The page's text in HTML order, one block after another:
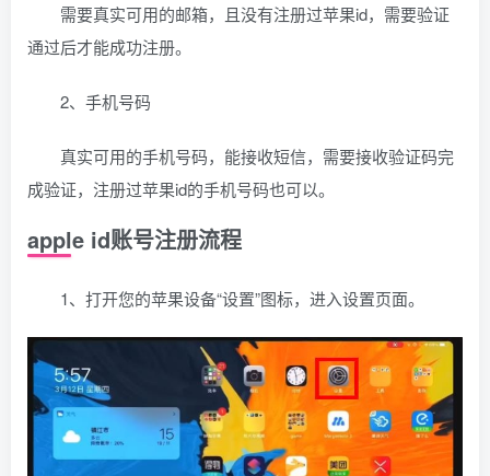
需要真实可用的邮箱，且没有注册过苹果id，需要验证
通过后才能成功注册。
2、手机号码
真实可用的手机号码，能接收短信，需要接收验证码完
成验证，注册过苹果id的手机号码也可以。
apple id账号注册流程
1、打开您的苹果设备“设置”图标，进入设置页面。